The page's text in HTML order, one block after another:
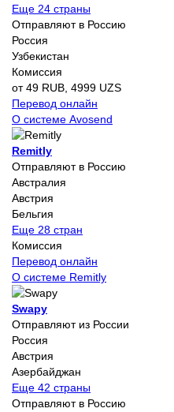
Еще 24 страны
Отправляют в Россию
Россия
Узбекистан
Комиссия
от 49 RUB, 4999 UZS
Перевод онлайн
О системе Avosend
Remitly
Отправляют в Россию
Австралия
Австрия
Бельгия
Еще 28 стран
Комиссия
Перевод онлайн
О системе Remitly
Swapy
Отправляют из России
Россия
Австрия
Азербайджан
Еще 42 страны
Отправляют в Россию